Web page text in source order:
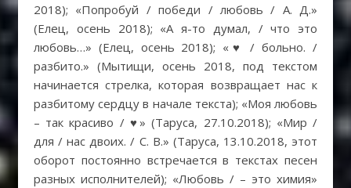
2018); «Попробуй / победи / любовь / А. Д.»
(Елец, осень 2018); «А я-то думал, / что это
любовь…» (Елец, осень 2018); «♥ / больно. /
разбито.» (Мытищи, осень 2018, под текстом
начинается стрелка, которая возвращает нас к
разбитому сердцу в начале текста); «Моя любовь
– так красиво / ♥» (Таруса, 27.10.2018); «Мир /
для / нас двоих. / С. В.» (Таруса, 13.10.2018, этот
оборот постоянно встречается в текстах песен
разных исполнителей); «Любовь / – это химия»